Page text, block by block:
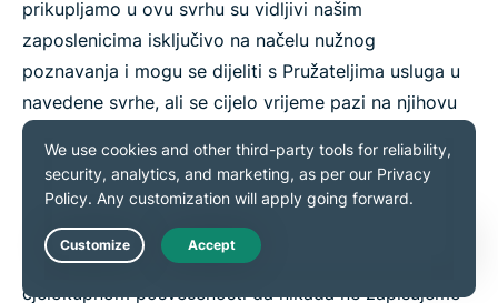
prikupljamo u ovu svrhu su vidljivi našim
zaposlenicima isključivo na načelu nužnog
poznavanja i mogu se dijeliti s Pružateljima usluga u
navedene svrhe, ali se cijelo vrijeme pazi na njihovu
tajnost.
Vodimo računa da Statistički podaci o korištenju i
Dijagnostički podaci u aplikaciji nikada ne sadrže
nikakve osjetljive informacije, u skladu s našom
cjelokupnom posvećenosti da nikada ne zapisujemo